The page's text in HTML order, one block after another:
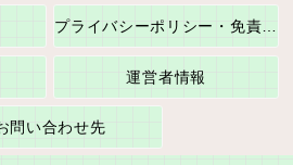
運営者情報
問い合わせ先